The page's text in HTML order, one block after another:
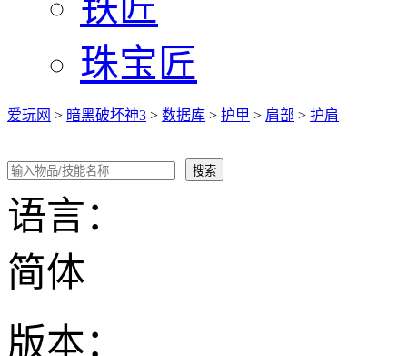
珠宝匠
爱玩网 > 暗黑破坏神3 > 数据库 > 护甲 > 肩部 > 护肩
语言：
简体
版本：